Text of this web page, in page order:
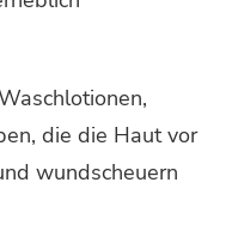
die die Haut vor
wundscheuern